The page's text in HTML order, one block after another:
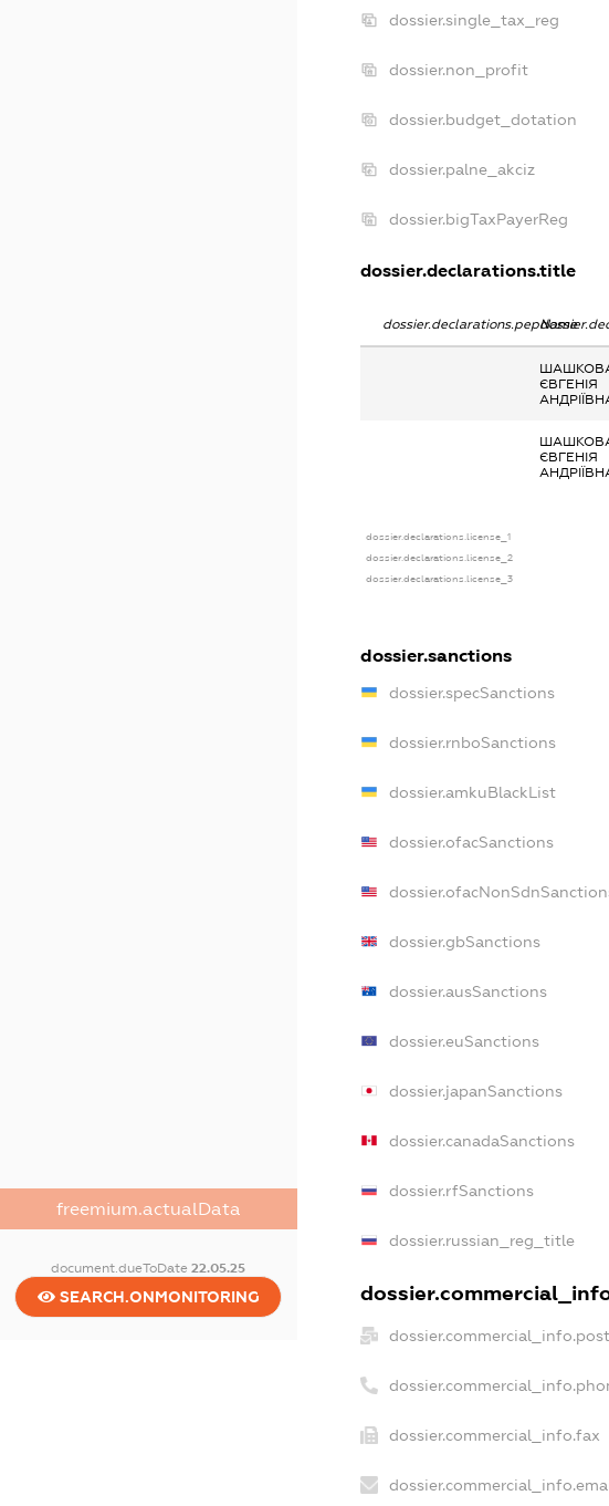
freemium.actualData
document.dueToDate22.05.25
SEARCH.ONMONITORING
dossier.single_tax_reg
dossier.non_profit
dossier.budget_dotation
dossier.palne_akciz
dossier.bigTaxPayerReg
dossier.declarations.title
dossier.declarations.pepName
ЄВГЕНІЯ
ЄВГЕНІЯ
dossier.declarations.license_1
dossier.declarations.license_2
dossier.declarations.license_3
dossier.sanctions
dossier.specSanctions
dossier.rnboSanctions
dossier.amkuBlackList
dossier.ofacSanctions
dossier.gbSanctions
dossier.ausSanctions
dossier.euSanctions
dossier.japanSanctions
dossier.canadaSanctions
dossier.rfSanctions
dossier.russian_reg_title
dossier.commercial_info.fax